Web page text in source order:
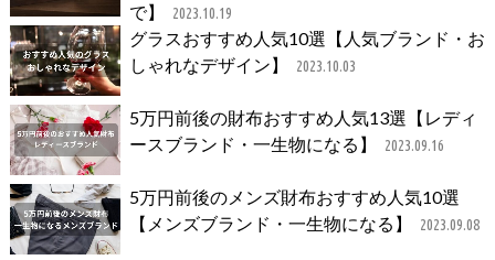
で】
2023.10.19
グラスおすすめ人気10選【人気ブランド・お
しゃれなデザイン】
2023.10.03
5万円前後の財布おすすめ人気13選【レディ
ースブランド・一生物になる】
2023.09.16
5万円前後のメンズ財布おすすめ人気10選
【メンズブランド・一生物になる】
2023.09.08